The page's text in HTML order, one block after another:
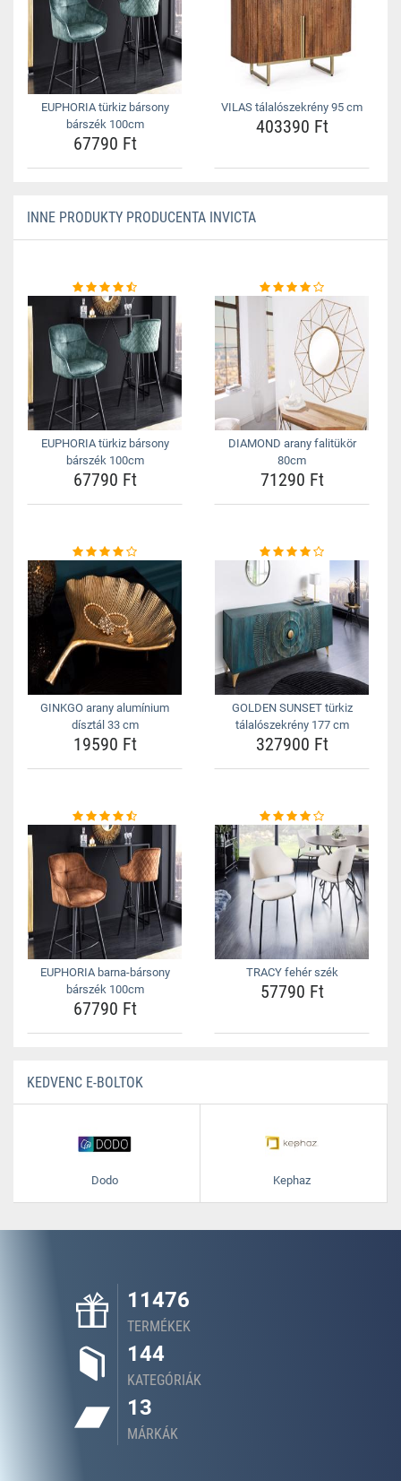
EUPHORIA türkiz bársony
bárszék 100cm
67790 Ft
VILAS tálalószekrény 95 cm
403390 Ft
INNE PRODUKTY PRODUCENTA INVICTA
EUPHORIA türkiz bársony
bárszék 100cm
67790 Ft
DIAMOND arany falitükör
80cm
71290 Ft
GINKGO arany alumínium
dísztál 33 cm
19590 Ft
GOLDEN SUNSET türkiz
tálalószekrény 177 cm
327900 Ft
EUPHORIA barna-bársony
bárszék 100cm
67790 Ft
TRACY fehér szék
57790 Ft
KEDVENC E-BOLTOK
Dodo Kephaz
11476
TERMÉKEK
144
KATEGÓRIÁK
13
MÁRKÁK